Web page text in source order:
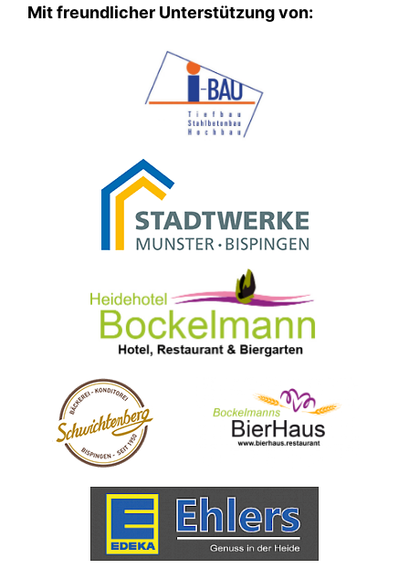
Mit freundlicher Unterstützung von: